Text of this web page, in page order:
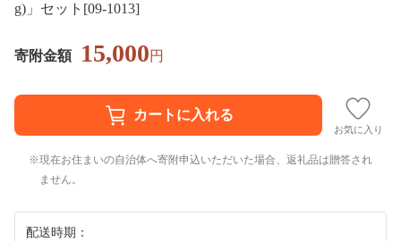
g)」セット[09-1013]
寄附金額 15,000円
お気に入り
現在お住まいの自治体へ寄附申込いただいた場合、返礼品は贈答され
ません。
配送時期：